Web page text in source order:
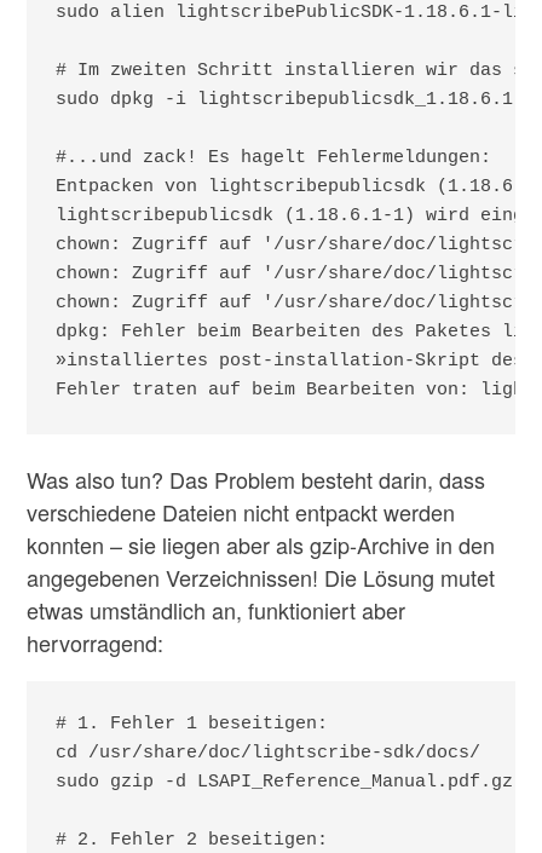
sudo alien lightscribePublicSDK-1.18.6.1-
# Im zweiten Schritt installieren wir das
sudo dpkg -i lightscribepublicsdk_1.18.6.1-
#...und zack! Es hagelt Fehlermeldungen:
Entpacken von lightscribepublicsdk
lightscribepublicsdk (1.18.6.1-1) wird
chown: Zugriff auf '/usr/share/doc/
chown: Zugriff auf '/usr/share/doc/
chown: Zugriff auf '/usr/share/doc/
dpkg: Fehler beim Bearbeiten des Paketes
»installiertes post-installation-Skript des
Fehler traten auf beim Bearbeiten von:
Was also tun? Das Problem besteht darin, dass
verschiedene Dateien nicht entpackt werden
konnten – sie liegen aber als gzip-Archive in den
angegebenen Verzeichnissen! Die Lösung mutet
etwas umständlich an, funktioniert aber
hervorragend:
# 1. Fehler 1 beseitigen:
cd /usr/share/doc/lightscribe-sdk/docs/
sudo gzip -d LSAPI_Reference_Manual.pdf.gz
# 2. Fehler 2 beseitigen: